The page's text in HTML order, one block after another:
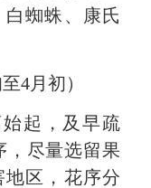
蜘蛛、康氏
4月初）
起，及早疏
，尽量选留果
区，花序分